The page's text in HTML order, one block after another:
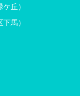
丘）
馬）